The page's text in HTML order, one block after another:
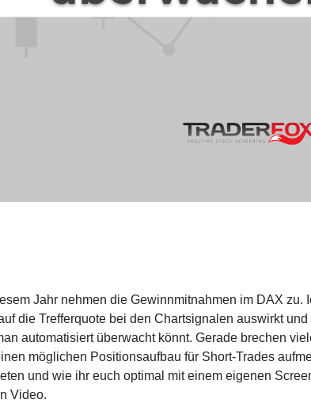
Jahr nehmen die Gewinnmitnahmen im DAX zu.
die Trefferquote bei den Chartsignalen auswirkt
automatisiert überwacht könnt. Gerade brechen
möglichen Positionsaufbau für Short-Trades
und wie ihr euch optimal mit einem eigenen
Video.